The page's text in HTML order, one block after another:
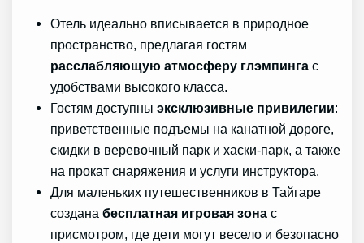
Отель идеально вписывается в природное
пространство, предлагая гостям
расслабляющую атмосферу глэмпинга с
удобствами высокого класса.
Гостям доступныэксклюзивные привилегии:
приветственные подъемы на канатной дороге,
скидки в веревочный парк и хаски-парк, а также
на прокат снаряжения и услуги инструктора.
Для маленьких путешественников в Тайгаре
созданабесплатная игровая зона с
присмотром, где дети могут весело и безопасно